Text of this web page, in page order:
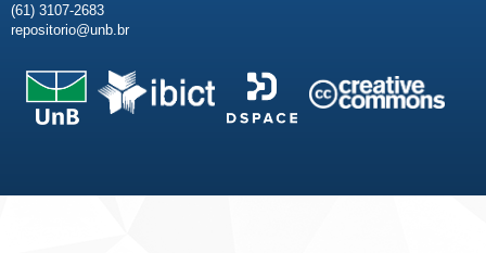
(61) 3107-2683
repositorio@unb.br